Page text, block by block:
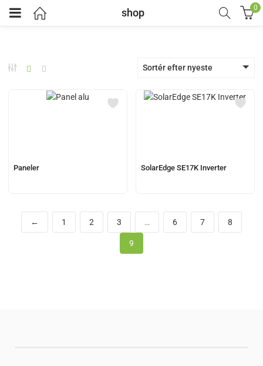
shop 0
Sortér efter nyeste
Paneler SolarEdge SE17K Inverter
← 1 2 3 … 6 7 8
9